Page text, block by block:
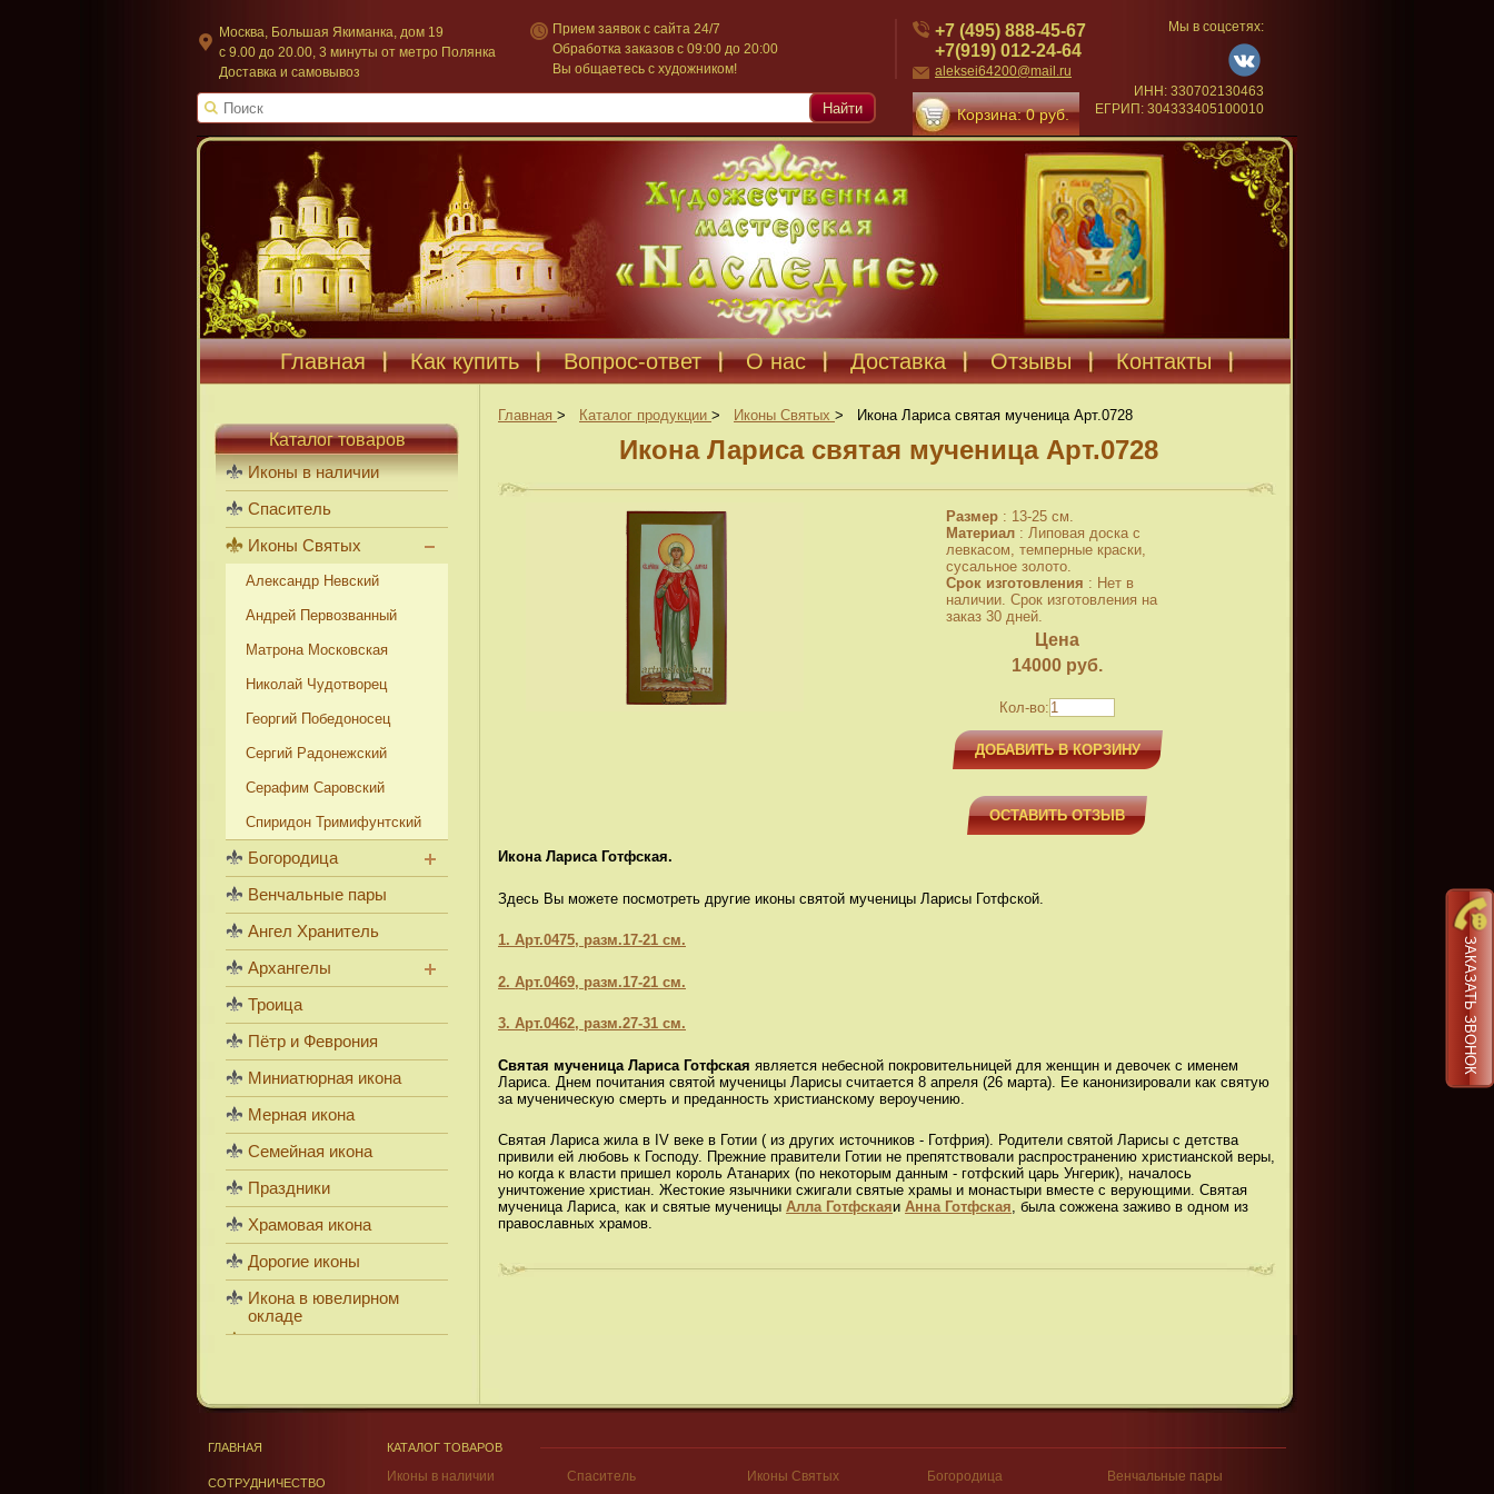
Москва, Большая Якиманка, дом 19
c 9.00 до 20.00, 3 минуты от метро Полянка
Доставка и самовывоз
Прием заявок с сайта 24/7
Обработка заказов с 09:00 до 20:00
Вы общаетесь с художником!
+7 (495) 888-45-67
+7(919) 012-24-64
aleksei64200@mail.ru
Корзина: 0 руб.
Мы в соцсетях:
ИНН: 330702130463
ЕГРИП: 304333405100010
Найти
Главная Как купить Вопрос-ответ О нас Доставка Отзывы Контакты
Главная > Каталог продукции > Иконы Святых > Икона Лариса святая мученица Арт.0728
Икона Лариса святая мученица Арт.0728
Размер : 13-25 см.
Материал : Липовая доска с
левкасом, темперные краски,
сусальное золото.
Срок изготовления : Нет в
наличии. Срок изготовления на
заказ 30 дней.
Цена
14000 руб.
Кол-во:
ДОБАВИТЬ В КОРЗИНУ
ОСТАВИТЬ ОТЗЫВ
Икона Лариса Готфская.
Здесь Вы можете посмотреть другие иконы святой мученицы Ларисы Готфской.
1. Арт.0475, разм.17-21 см.
2. Арт.0469, разм.17-21 см.
3. Арт.0462, разм.27-31 см.
Святая мученица Лариса Готфская является небесной покровительницей для женщин и девочек с именем
Лариса. Днем почитания святой мученицы Ларисы считается 8 апреля (26 марта). Ее канонизировали как святую
за мученическую смерть и преданность христианскому вероучению.
Святая Лариса жила в IV веке в Готии ( из других источников - Готфрия). Родители святой Ларисы с детства
привили ей любовь к Господу. Прежние правители Готии не препятствовали распространению христианской веры,
но когда к власти пришел король Атанарих (по некоторым данным - готфский царь Унгерик), началось
уничтожение христиан. Жестокие язычники сжигали святые храмы и монастыри вместе с верующими. Святая
мученица Лариса, как и святые мученицы Алла Готфскаяи Анна Готфская, была сожжена заживо в одном из
православных храмов.
Каталог товаров
Иконы в наличии
Спаситель
Иконы Святых
Александр Невский
Андрей Первозванный
Матрона Московская
Николай Чудотворец
Георгий Победоносец
Сергий Радонежский
Серафим Саровский
Спиридон Тримифунтский
Богородица
Венчальные пары
Ангел Хранитель
Архангелы
Троица
Пётр и Феврония
Миниатюрная икона
Мерная икона
Семейная икона
Праздники
Храмовая икона
Дорогие иконы
Икона в ювелирном
окладе
ЗАКАЗАТЬ ЗВОНОК
ГЛАВНАЯ
СОТРУДНИЧЕСТВО
КАТАЛОГ ТОВАРОВ
Иконы в наличии Спаситель Иконы Святых Богородица Венчальные пары